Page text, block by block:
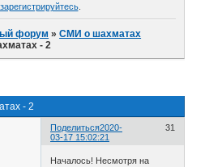
зарегистрируйтесь.
форум »СМИ о шахматах
- 2
- 2
Поделиться 31
2020-
03-17 15:02:21
Началось! Несмотря на